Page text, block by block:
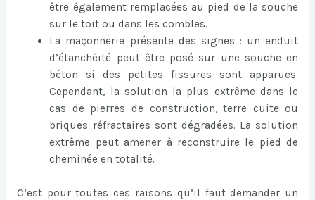
être également remplacées au pied de la souche
sur le toit ou dans les combles.
La maçonnerie présente des signes : un enduit
d’étanchéité peut être posé sur une souche en
béton si des petites fissures sont apparues.
Cependant, la solution la plus extrême dans le
cas de pierres de construction, terre cuite ou
briques réfractaires sont dégradées. La solution
extrême peut amener à reconstruire le pied de
cheminée en totalité.
C’est pour toutes ces raisons qu’il faut demander un